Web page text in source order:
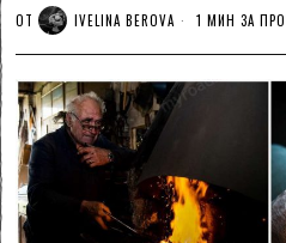
ОТ IVELINA BEROVA 1 МИН ЗА